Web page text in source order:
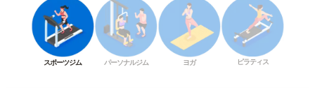
スポーツジム パーソナルジム ヨガ ピラティス